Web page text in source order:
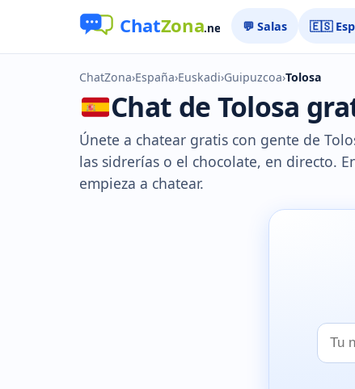
💬 Salas 🇪🇸
ChatZona›España›Euskadi›Guipuzcoa›Tolosa
Chat de Tolosa
Únete a chatear gratis con gente de
las sidrerías o el chocolate, en directo.
empieza a chatear.
Tu